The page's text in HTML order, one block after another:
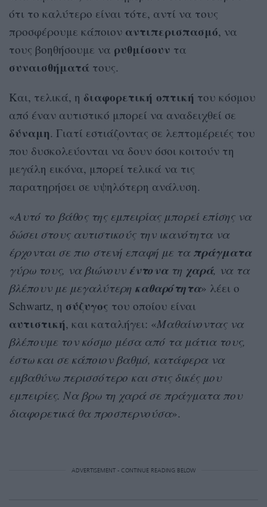
ότι το καλύτερο είναι τότε, αντί να τους
προσφέρουμε κάποιον αντιπερισπασμό, να
τους βοηθήσουμε να ρυθμίσουν τα
συναισθήματά τους.
Και, τελικά, η διαφορετική οπτική του κόσμου
από έναν αυτιστικό μπορεί να αναδειχθεί σε
δύναμη. Γιατί εστιάζοντας σε λεπτομέρειές του
που δυσκολεύονται να δουν όσοι κοιτούν τη
μεγάλη εικόνα, μπορεί τελικά να τις
παρατηρήσει σε υψηλότερη ανάλυση.
«Αυτό το βάθος της εμπειρίας μπορεί επίσης να
δώσει στους αυτιστικούς την ικανότητα να
έρχονται σε πιο στενή επαφή με τα πράγματα
γύρω τους, να βιώνουν έντονατη χαρά, να τα
βλέπουν με μεγαλύτερη καθαρότητα» λέει ο
Schwartz, η σύζυγος του οποίου είναι
αυτιστική, και καταλήγει: «Μαθαίνοντας να
βλέπουμε τον κόσμο μέσα από τα μάτια τους,
έστω και σε κάποιον βαθμό, κατάφερα να
εμβαθύνω περισσότερο και στις δικές μου
εμπειρίες. Να βρω τη χαρά σε πράγματα που
διαφορετικά θα προσπερνούσα».
ADVERTISEMENT - CONTINUE READING BELOW